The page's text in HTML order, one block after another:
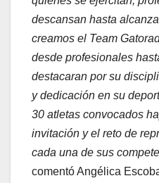
descansan hasta
creamos el Team
desde profesionales
destacaran por su
y dedicación en su
30 atletas convocados
invitación y el reto de
cada una de sus
comentó Angélica